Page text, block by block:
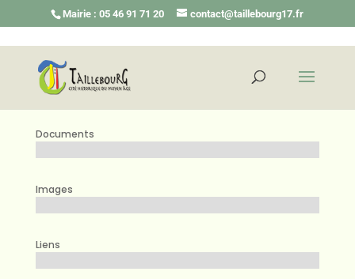
Mairie : 05 46 91 71 20 contact@taillebourg17.fr
Documents
Images
Liens